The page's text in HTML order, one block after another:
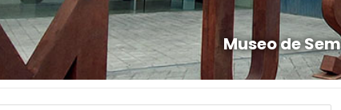
Museo de